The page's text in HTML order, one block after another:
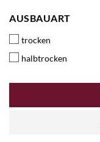
AUSBAUART
AUSBAUART
trocken
halbtrocken